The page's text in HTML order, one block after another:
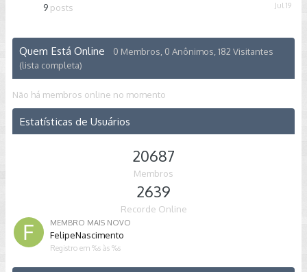
9 posts
July
Quem Está Online 0 Membros , 0 Anônimos, 182 Visitantes
(lista completa)
Não há membros online no momento
Estatísticas de Usuários
20687
Membros
2639
Recorde Online
MEMBRO MAIS NOVO
FelipeNascimento
Registro em %s às %s